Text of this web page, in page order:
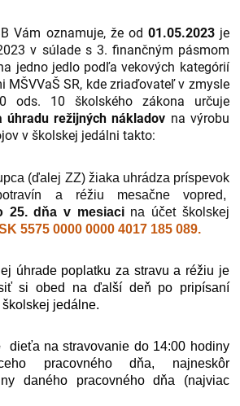
Vám oznamuje, že od 01.05.2023je
v súlade s 3. finančným pásmom
jedno jedlo podľa vekových kategórií
MŠVVaŠ SR, kde zriaďovateľ v zmysle
ods. 10 školského zákona určuje
úhradu režijných nákladov na výrobu
v školskej jedálni takto:
(ďalej ZZ) žiaka uhrádza príspevok
a réžiu mesačne vopred,
25. dňa v mesiacina účet školskej
5575 0000 0000 4017 185 089.
úhrade poplatku za stravu a réžiu je
si obed na ďalší deň po pripísaní
jedálne.
dieťa na stravovanie do 14:00 hodiny
pracovného dňa, najneskôr
daného pracovného dňa (najviac